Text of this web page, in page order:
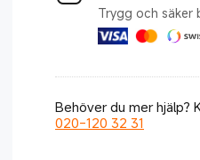
Trygg och säker
Behöver du mer hjälp?
020-120 32 31